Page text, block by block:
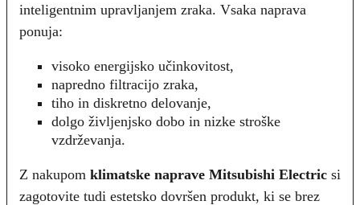
inteligentnim upravljanjem zraka. Vsaka naprava
ponuja:
visoko energijsko učinkovitost,
napredno filtracijo zraka,
tiho in diskretno delovanje,
dolgo življenjsko dobo in nizke stroške
vzdrževanja.
Z nakupom klimatske naprave Mitsubishi Electric si
zagotovite tudi estetsko dovršen produkt, ki se brez